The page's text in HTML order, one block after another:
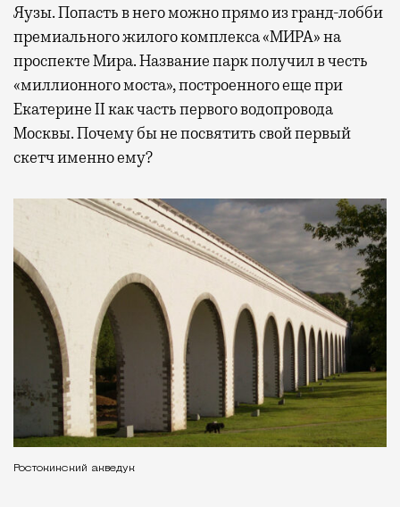
Яузы. Попасть в него можно прямо из гранд-лобби
премиального жилого комплекса «МИРА» на
проспекте Мира. Название парк получил в честь
«миллионного моста», построенного еще при
Екатерине II как часть первого водопровода
Москвы. Почему бы не посвятить свой первый
скетч именно ему?
Ростокинский акведук